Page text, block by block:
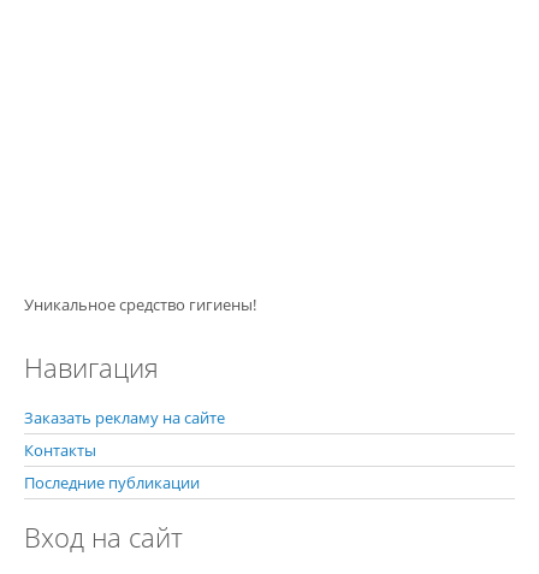
Уникальное средство гигиены!
Навигация
Заказать рекламу на сайте
Контакты
Последние публикации
Вход на сайт